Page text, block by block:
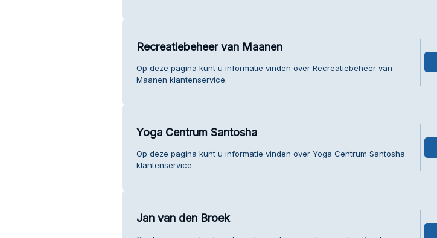
Recreatiebeheer van Maanen
Op deze pagina kunt u informatie vinden over Recreatiebeheer van
Maanen klantenservice.
Yoga Centrum Santosha
Op deze pagina kunt u informatie vinden over Yoga Centrum Santosha
klantenservice.
Jan van den Broek